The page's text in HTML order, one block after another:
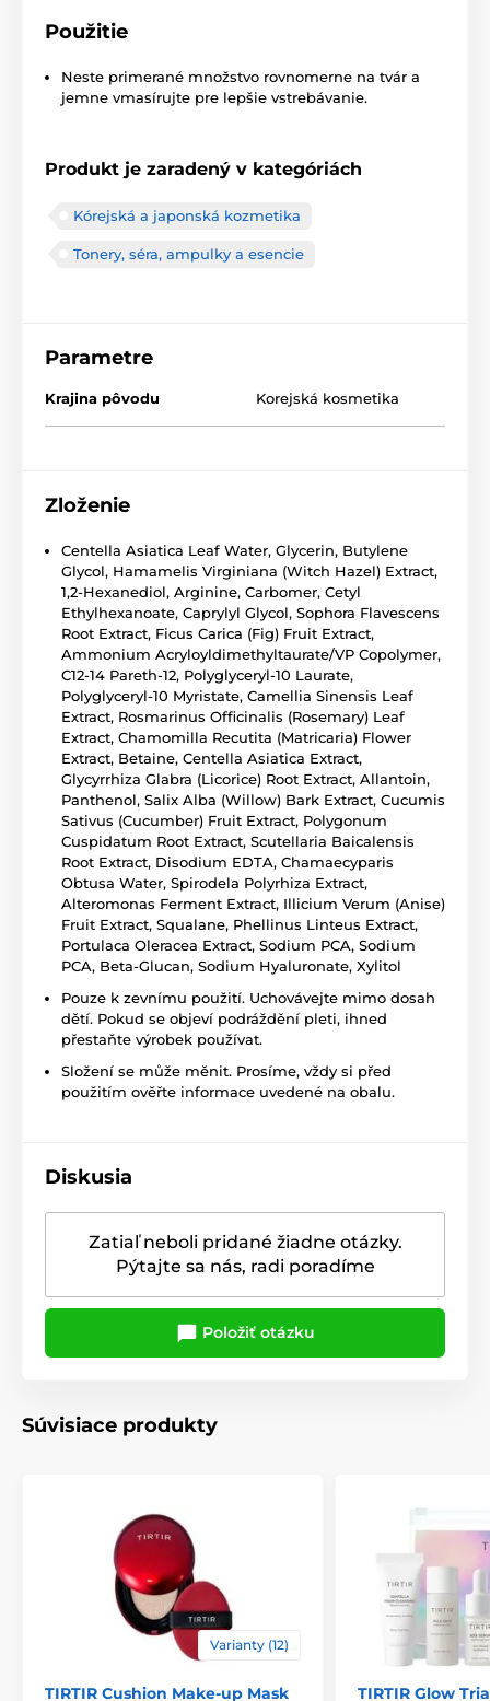
Použitie
Neste primerané množstvo rovnomerne na tvár a
jemne vmasírujte pre lepšie vstrebávanie.
Produkt je zaradený v kategóriách
Kórejská a japonská kozmetika
Tonery, séra, ampulky a esencie
Parametre
Krajina pôvodu Korejská kosmetika
Zloženie
Centella Asiatica Leaf Water, Glycerin, Butylene
Glycol, Hamamelis Virginiana (Witch Hazel) Extract,
1,2-Hexanediol, Arginine, Carbomer, Cetyl
Ethylhexanoate, Caprylyl Glycol, Sophora Flavescens
Root Extract, Ficus Carica (Fig) Fruit Extract,
Ammonium Acryloyldimethyltaurate/VP Copolymer,
C12-14 Pareth-12, Polyglyceryl-10 Laurate,
Polyglyceryl-10 Myristate, Camellia Sinensis Leaf
Extract, Rosmarinus Officinalis (Rosemary) Leaf
Extract, Chamomilla Recutita (Matricaria) Flower
Extract, Betaine, Centella Asiatica Extract,
Glycyrrhiza Glabra (Licorice) Root Extract, Allantoin,
Panthenol, Salix Alba (Willow) Bark Extract, Cucumis
Sativus (Cucumber) Fruit Extract, Polygonum
Cuspidatum Root Extract, Scutellaria Baicalensis
Root Extract, Disodium EDTA, Chamaecyparis
Obtusa Water, Spirodela Polyrhiza Extract,
Alteromonas Ferment Extract, Illicium Verum (Anise)
Fruit Extract, Squalane, Phellinus Linteus Extract,
Portulaca Oleracea Extract, Sodium PCA, Sodium
PCA, Beta-Glucan, Sodium Hyaluronate, Xylitol
Pouze k zevnímu použití. Uchovávejte mimo dosah
dětí. Pokud se objeví podráždění pleti, ihned
přestaňte výrobek používat.
Složení se může měnit. Prosíme, vždy si před
použitím ověřte informace uvedené na obalu.
Diskusia
Zatiaľ neboli pridané žiadne otázky.
Pýtajte sa nás, radi poradíme
Položiť otázku
Súvisiace produkty
Varianty (12)
TIRTIR Cushion Make-up Mask
TIRTIR Glow